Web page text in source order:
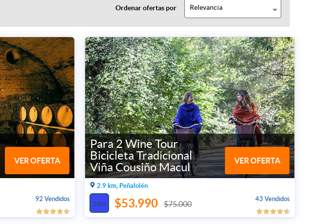
Ordenar ofertas por Relevancia
VER OFERTA
92 Vendidos
Para 2 Wine Tour
Bicicleta Tradicional
Viña Cousiño Macul
VER OFERTA
2.9 km, Peñalolén
28%
43 Vendidos
$53.990 $75.000